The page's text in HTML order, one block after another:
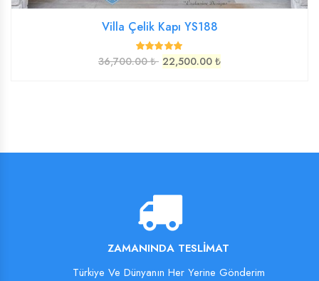
Villa Çelik Kapı YS188
36,700.00 ₺ 22,500.00 ₺
ZAMANINDA TESLIMAT
Türkiye Ve Dünyanın Her Yerine Gönderim